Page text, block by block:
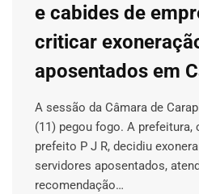
e cabides de
criticar
aposentados em
A sessão da Câmara de
(11) pegou fogo. A prefeitura,
prefeito P J R, decidiu
servidores aposentados,
recomendação…